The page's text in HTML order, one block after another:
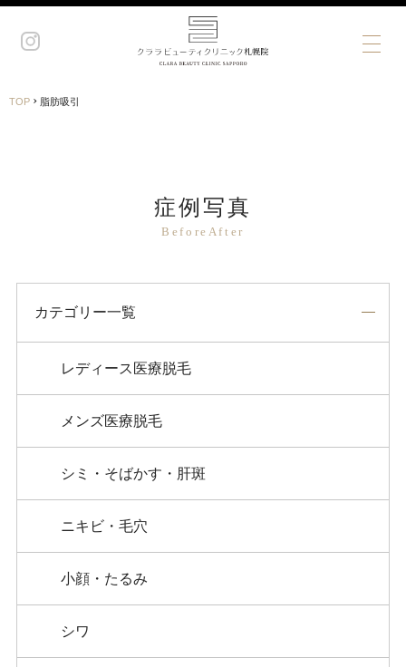
TOP › 脂肪吸引
症例写真
BeforeAfter
カテゴリー一覧
レディース医療脱毛
メンズ医療脱毛
シミ・そばかす・肝斑
ニキビ・毛穴
小顔・たるみ
シワ